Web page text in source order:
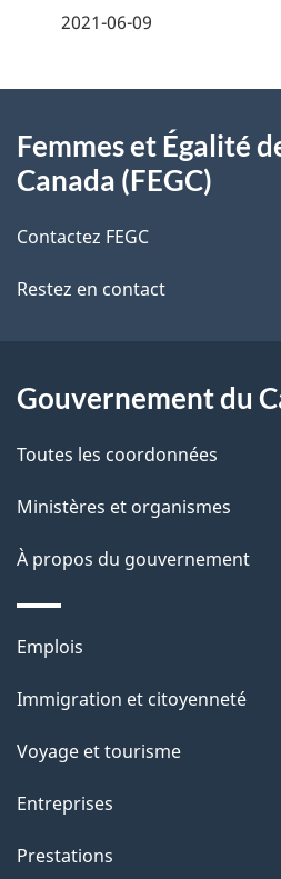
i
s
d
l
a
p
a
g
e
2021-06-09
propos
de
ce
site
Femmes et Égalité
Canada (FEGC)
Contactez FEGC
Restez en contact
Gouvernement du
Toutes les coordonnées
Ministères et organismes
À propos du gouvernement
Thèmes
sujets
Emplois
Immigration et citoyenneté
Voyage et tourisme
Entreprises
Prestations